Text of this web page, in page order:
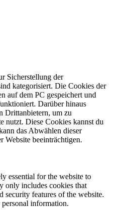
Sicherstellung der
kategorisiert. Die Cookies der
auf dem PC gespeichert und
Darüber hinaus
Drittanbietern, um zu
nutzt. Diese Cookies kannst du
das Abwählen dieser
Website beeinträchtigen.
essential for the website to
only includes cookies that
security features of the website.
information.